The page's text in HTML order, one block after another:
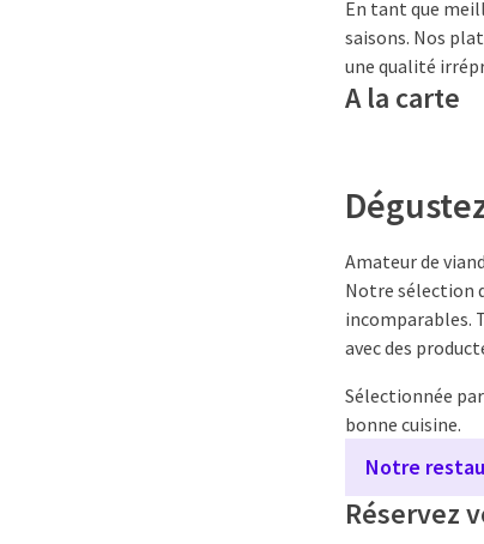
En tant que
saisons. Nos
une qualité
A la carte
Amateur de
Notre sélection
incomparables.
avec des
Sélectionnée
bonne cuisine.
Notre
Réservez